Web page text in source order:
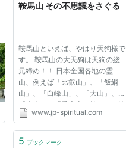
鞍馬山 その不思議をさぐる
鞍馬山といえば、やはり天狗様で
す。 鞍馬山の大天狗は天狗の総
元締め！！ 日本全国各地の霊
山、例えば「比叡山」、「飯綱
山」、「白峰山」、「大山」、
「彦山」、「愛宕山」等々には決
まって天狗伝承があります。 こ
けられています。 大天狗 小天狗
www.jp-spiritual.com
5 ブックマーク